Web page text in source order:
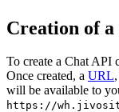
Creation of a
To create a Chat API
Once created, a URL
will be available to
https://